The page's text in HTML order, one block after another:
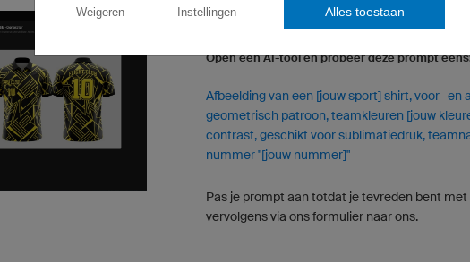
JE HEBT NOG GEEN ONTWERP? BEGIN
Open een AI-tool en probeer deze prompt
Afbeelding van een [jouw sport] shirt, voor- en
geometrisch patroon, teamkleuren [jouw
contrast, geschikt voor sublimatiedruk,
nummer "[jouw nummer]"
Pas je prompt aan totdat je tevreden bent
vervolgens via ons formulier naar ons.
Weigeren Instellingen Alles toestaan